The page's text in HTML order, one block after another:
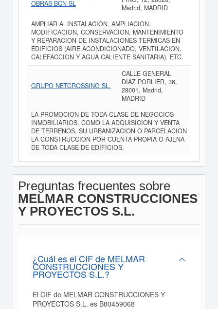
OBRAS BCN SL
Madrid, MADRID
AMPLIAR A. INSTALACION, AMPLIACION,
MODIFICACION, CONSERVACION, MANTENIMIENTO
Y REPARACION DE INSTALACIONES TERMICAS EN
EDIFICIOS (AIRE ACONDICIONADO, VENTILACION,
CALEFACCION Y AGUA CALIENTE SANITARIA). ETC.
GRUPO NETCROSSING SL.
CALLE GENERAL
DIAZ PORLIER, 36,
28001, Madrid,
MADRID
LA PROMOCION DE TODA CLASE DE NEGOCIOS
INMOBILIARIOS, COMO LA ADQUISICION Y VENTA
DE TERRENOS, SU URBANIZACION O PARCELACION
LA CONSTRUCCION POR CUENTA PROPIA O AJENA
DE TODA CLASE DE EDIFICIOS.
Preguntas frecuentes sobre
MELMAR CONSTRUCCIONES
Y PROYECTOS S.L.
¿Cuál es el CIF de MELMAR
CONSTRUCCIONES Y
PROYECTOS S.L.?
El CIF de MELMAR CONSTRUCCIONES Y
PROYECTOS S.L. es B80459068